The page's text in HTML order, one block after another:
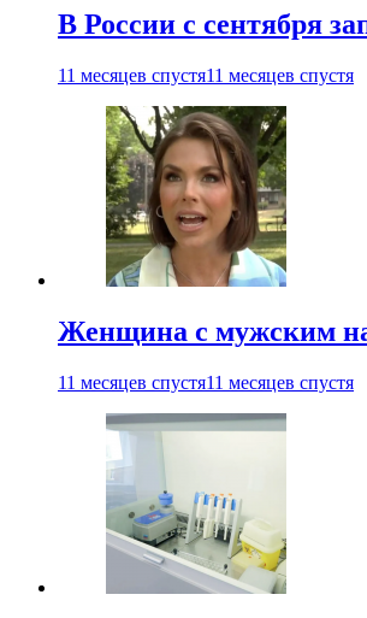
В России с сентября
11 месяцев спустя11 месяцев спустя
Женщина с мужским
11 месяцев спустя11 месяцев спустя